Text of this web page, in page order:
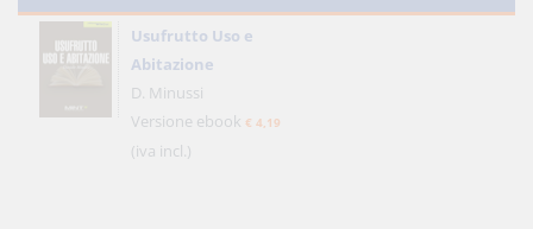
Usufrutto Uso e
Abitazione
D. Minussi
Versione ebook € 4,19
(iva incl.)